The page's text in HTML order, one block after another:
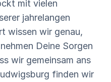
mit vielen
jahrelangen
wissen wir genau,
Deine Sorgen
wir gemeinsam ans
finden wir